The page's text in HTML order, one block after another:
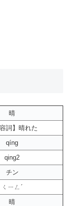
晴
容詞】晴れた
qíng
qing2
チン
ㄑㄧㄥˊ
晴